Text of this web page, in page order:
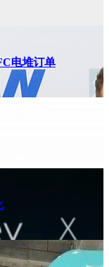
电堆订单